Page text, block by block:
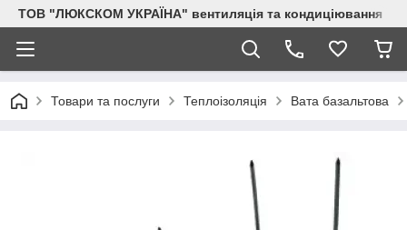
ТОВ "ЛЮКСКОМ УКРАЇНА" вентиляція та кондиціювання
Товари та послуги Теплоізоляція Вата базальтова